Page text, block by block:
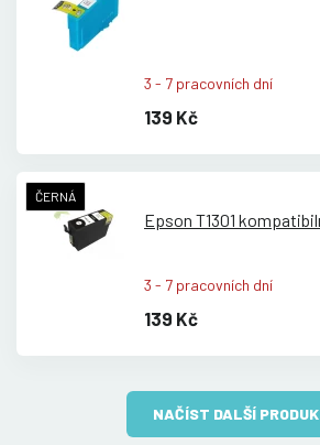
3 - 7 pracovních dní
139 Kč
ČERNÁ
Epson T1301
3 - 7 pracovních dní
139 Kč
NAČÍST DALŠÍ